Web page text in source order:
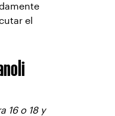
el
16 o 18 y